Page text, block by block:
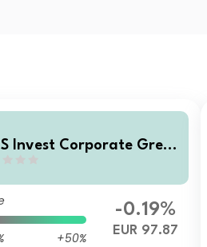
Invest Corporate Green
+50%
-0.19%
EUR 97.87